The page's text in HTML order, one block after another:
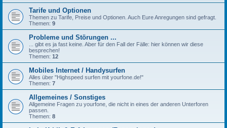
Tarife und Optionen
Themen zu Tarife, Preise und Optionen. Auch Eure Anregungen sind gefragt.
Themen: 9
Probleme und Störungen ...
... gibt es ja fast keine. Aber für den Fall der Fälle: hier können wir diese
besprechen!
Themen: 12
Mobiles Internet / Handysurfen
Alles über "Highspeed surfen mit yourfone.de!"
Themen: 7
Allgemeines / Sonstiges
Allgemeine Fragen zu yourfone, die nicht in eines der anderen Unterforen
passen.
Themen: 8